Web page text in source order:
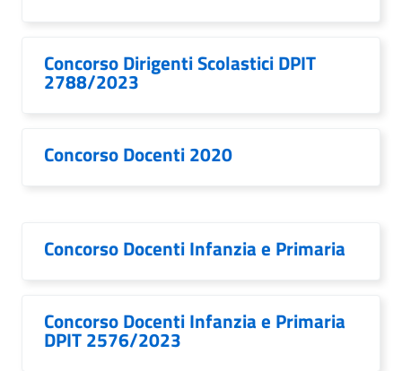
Concorso Dirigenti Scolastici DPIT
2788/2023
Concorso Docenti 2020
Concorso Docenti Infanzia e Primaria
Concorso Docenti Infanzia e Primaria
DPIT 2576/2023